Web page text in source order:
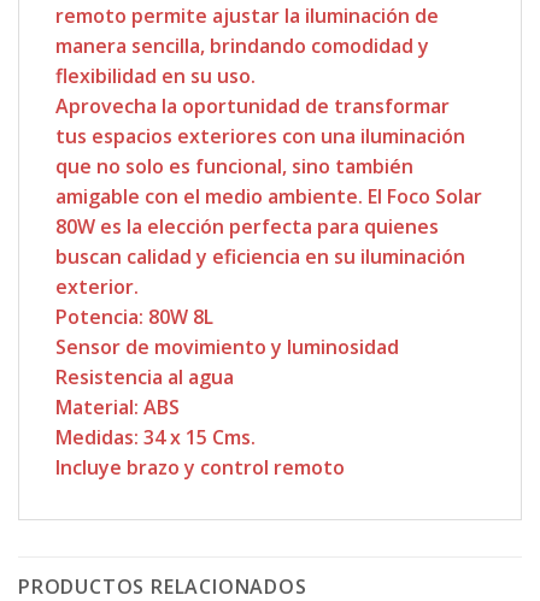
remoto permite ajustar la iluminación de
manera sencilla, brindando comodidad y
flexibilidad en su uso.
Aprovecha la oportunidad de transformar
tus espacios exteriores con una iluminación
que no solo es funcional, sino también
amigable con el medio ambiente. El Foco Solar
80W es la elección perfecta para quienes
buscan calidad y eficiencia en su iluminación
exterior.
Potencia: 80W 8L
Sensor de movimiento y luminosidad
Resistencia al agua
Material: ABS
Medidas: 34 x 15 Cms.
Incluye brazo y control remoto
PRODUCTOS RELACIONADOS